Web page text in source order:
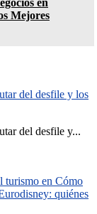
Mejores
del desfile y los
del desfile y...
turismo en Cómo
quiénes